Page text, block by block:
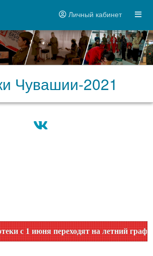
Личный кабинет
Чувашии-2021
1 июня переходят на летний график